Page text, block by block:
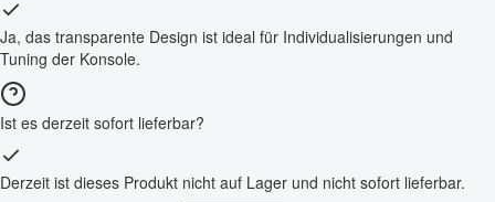
Ja, das transparente Design ist ideal für Individualisierungen und
Tuning der Konsole.
Ist es derzeit sofort lieferbar?
Derzeit ist dieses Produkt nicht auf Lager und nicht sofort lieferbar.